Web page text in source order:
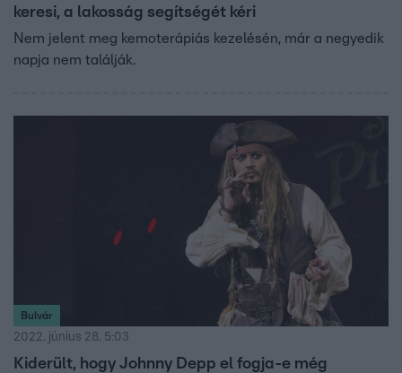
keresi, a lakosság segítségét kéri
Nem jelent meg kemoterápiás kezelésén, már a negyedik
napja nem találják.
Bulvár
2022. június 28. 5:03
Kiderült, hogy Johnny Depp el fogja-e még